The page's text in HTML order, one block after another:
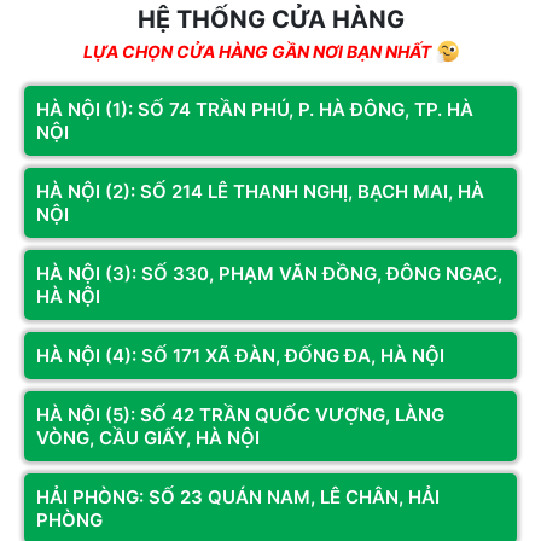
THÔNG SỐ KỸ THUẬT
CPU hỗ trợ
AMD Socket AM5: Ryzen™ 9000 / 8000 / 7000
Chipset AMD B850
Bộ nhớ
Hỗ trợ DDR5 lên đến 8200(O.C) MT/s - Hỗ trợ
AMD EXPO™ / Intel XMP - Kiến trúc kênh đôi
Đồ họa tích hợp
Radeon™ Graphics (tùy CPU): - DisplayPort 1.4:
3840×2160@144Hz - HDMI 1.4 (mặt trước):
1920×1080@30Hz
Âm thanh
- Realtek® Audio CODEC (rev.1.0) / ALC1220
(rev.1.1) - Hỗ trợ 7.1 kênh, DSD, S/PDIF Out
Mạng LAN Realtek® 2.5GbE LAN
HỆ THỐNG CỬA HÀNG
LỰA CHỌN CỬA HÀNG GẦN NƠI BẠN NHẤT
HÀ NỘI (1): SỐ 74 TRẦN PHÚ, P. HÀ ĐÔNG, TP. HÀ
NỘI
HÀ NỘI (2): SỐ 214 LÊ THANH NGHỊ, BẠCH MAI, HÀ
NỘI
HÀ NỘI (3): SỐ 330, PHẠM VĂN ĐỒNG, ĐÔNG NGẠC,
HÀ NỘI
HÀ NỘI (4): SỐ 171 XÃ ĐÀN, ĐỐNG ĐA, HÀ NỘI
HÀ NỘI (5): SỐ 42 TRẦN QUỐC VƯỢNG, LÀNG
VÒNG, CẦU GIẤY, HÀ NỘI
HẢI PHÒNG: SỐ 23 QUÁN NAM, LÊ CHÂN, HẢI
PHÒNG